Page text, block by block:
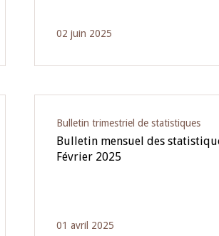
02 juin 2025
Bulletin trimestriel de statistiques
Bulletin mensuel des
Février 2025
01 avril 2025